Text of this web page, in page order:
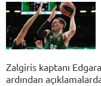
Zalgiris kaptanı
ardından